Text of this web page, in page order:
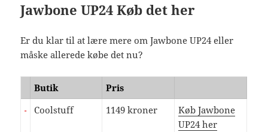
Jawbone UP24 Køb det her
Er du klar til at lære mere om Jawbone UP24 eller
måske allerede købe det nu?
Butik
Pris
Coolstuff
1149 kroner
Køb Jawbone
UP24 her